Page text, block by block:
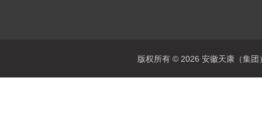
版权所有 © 2026 安徽天康（集